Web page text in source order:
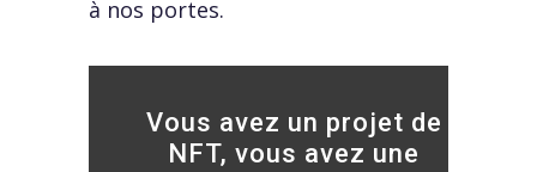
à nos portes.
Vous avez un projet de
NFT, vous avez une